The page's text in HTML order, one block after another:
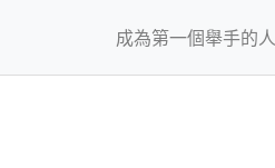
成為第一個舉手的人